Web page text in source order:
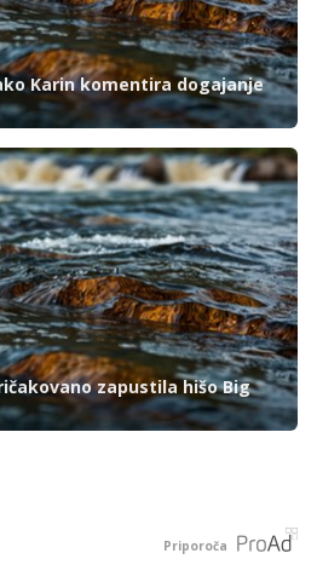
Karin komentira dogajanje
zapustila hišo Big
Priporoča